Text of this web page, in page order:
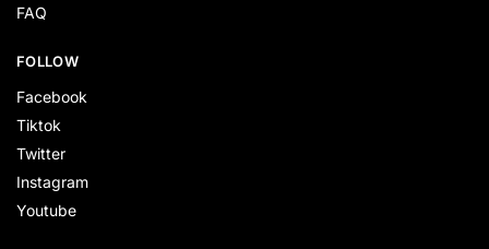
FAQ
FOLLOW
Facebook
Tiktok
Twitter
Instagram
Youtube